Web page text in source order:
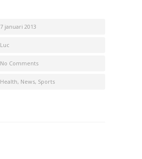
7 januari 2013
Luc
No Comments
Health, News, Sports